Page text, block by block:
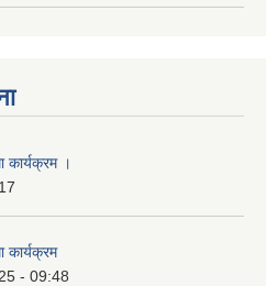
।
- 09:48